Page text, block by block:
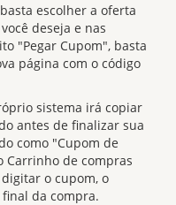
escolher a oferta
deseja e nas
"Pegar Cupom", basta
página com o código
sistema irá copiar
antes de finalizar sua
como "Cupom de
Carrinho de compras
o cupom, o
da compra.